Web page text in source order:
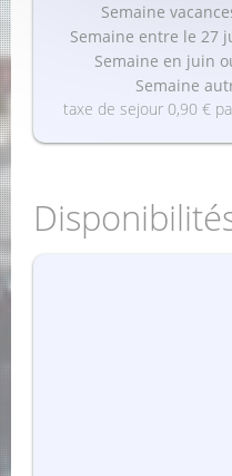
Semaine
Semaine entre le 27
Semaine en juin
Semaine
taxe de sejour 0,90 €